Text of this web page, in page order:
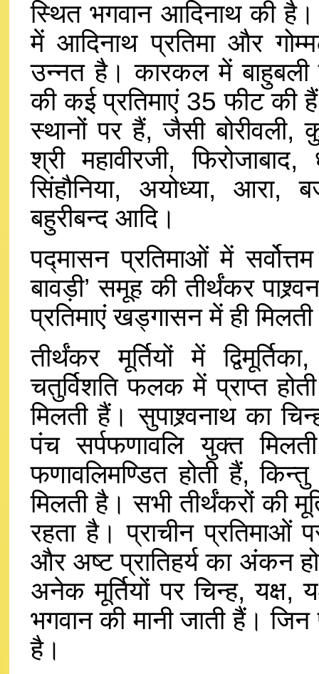
स्थित भगवान आदिनाथ की
में आदिनाथ प्रतिमा और
उन्नत है। कारकल में बाहुबली
की कई प्रतिमाएं 35 फीट
स्थानों पर हैं, जैसी बोरीवली,
श्री महावीरजी,
सिंहौनिया, अयोध्या, आरा,
बहुरीबन्द आदि।
पद्मासन प्रतिमाओं में
बावड़ी’ समूह की तीर्थंकर
प्रतिमाएं खड्गासन में ही
तीर्थंकर मूर्तियों में
चतुर्विशति फलक में प्राप्त
मिलती हैं। सुपाश्र्वनाथ का
पंच सर्पफणावलि युक्त
फणावलिमण्डित होती हैं,
मिलती है। सभी तीर्थंकरों की
रहता है। प्राचीन प्रतिमाओं पर
और अष्ट प्रातिहर्य का अंकन
अनेक मूर्तियों पर चिन्ह, यक्ष,
भगवान की मानी जाती हैं।
है।